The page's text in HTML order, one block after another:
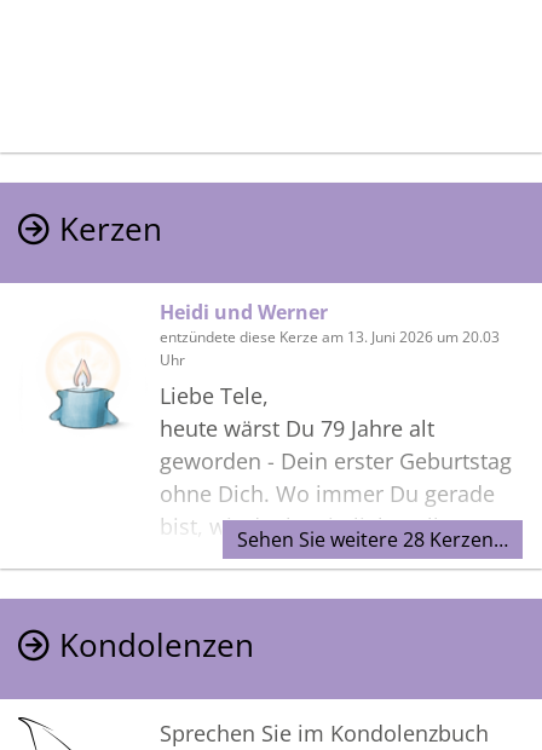
Kerzen
Heidi und Werner
entzündete diese Kerze am 13. Juni 2026 um 20.03
Uhr
Liebe Tele,
heute wärst Du 79 Jahre alt
geworden - Dein erster Geburtstag
ohne Dich. Wo immer Du gerade
bist, wir denken in liebevoller
Erinnerung an Dich!!
Heidi und Werner
Sehen Sie weitere 28 Kerzen…
Kondolenzen
Sprechen Sie im Kondolenzbuch